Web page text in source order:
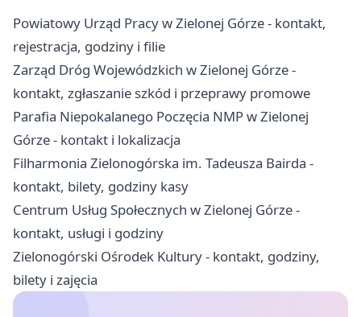
Powiatowy Urząd Pracy w Zielonej Górze - kontakt,
rejestracja, godziny i filie
Zarząd Dróg Wojewódzkich w Zielonej Górze -
kontakt, zgłaszanie szkód i przeprawy promowe
Parafia Niepokalanego Poczęcia NMP w Zielonej
Górze - kontakt i lokalizacja
Filharmonia Zielonogórska im. Tadeusza Bairda -
kontakt, bilety, godziny kasy
Centrum Usług Społecznych w Zielonej Górze -
kontakt, usługi i godziny
Zielonogórski Ośrodek Kultury - kontakt, godziny,
bilety i zajęcia